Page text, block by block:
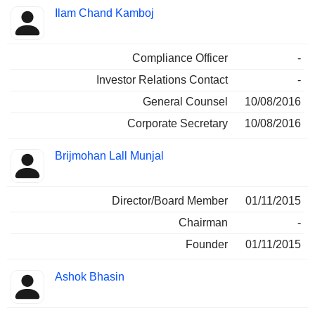
Ilam Chand Kamboj
Compliance Officer
-
Investor Relations Contact
-
General Counsel
10/08/2016
Corporate Secretary
10/08/2016
Brijmohan Lall Munjal
Director/Board Member
01/11/2015
Chairman
-
Founder
01/11/2015
Ashok Bhasin